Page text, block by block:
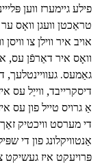
פילע גיימערז ווען
טראַכטן וועגן וואָס
אויב איר ווילן צו
וואָס איר דאַרפֿן עס,
גאַמעס. געוויינטלעך,
דיסקרייבד, ווייַל עס
אַ גרויס טייל פון עס
די מערסט וויכטיק
אַנטוויקלונג פון די
פּרויעקט איז